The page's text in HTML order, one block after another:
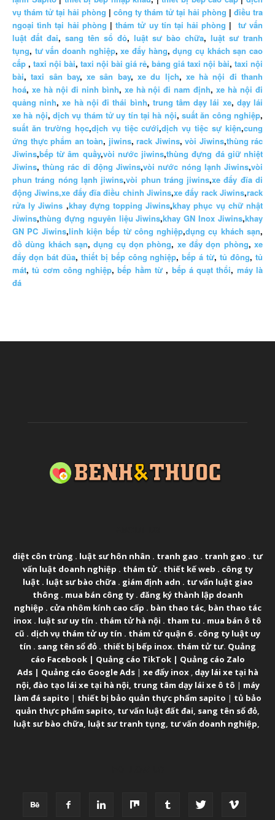
vụ thám tử tại hải phòng | công ty thám tử tại hải phòng | điều tra
ngoại tình tại hải phòng |thám tử uy tín tại hải phòng | tư vấn
luật đất đai, sang tên sổ đỏ, luật sư bào chữa, luật sư tranh
tụng, tư vấn doanh nghiệp,xe đẩy hàng,dụng cụ khách sạn cao
cấp , taxi nội bài, taxi nội bài giá rẻ, bảng giá taxi nội bài, taxi nội
bài,taxi sân bay,xe sân bay,xe du lịch, xe hà nội đi thanh
hoá, xe hà nội đi ninh bình, xe hà nội đi nam định,xe hà nội đi
quảng ninh,xe hà nội đi thái bình, trung tâm dạy lái xe, dạy lái
xe hà nội,dịch vụ thám tử uy tín tại hà nội,suất ăn công nghiệp,
suất ăn trường học,dịch vụ tiệc cưới,dịch vụ tiệc sự kiện,cung
ứng thực phẩm an toàn, jiwins, rack Jiwins, vòi Jiwins,thùng rác
Jiwins,bếp từ âm quầy,vòi nước jiwins,thùng đựng đá giữ nhiệt
Jiwins,thùng rác di động Jiwins,vòi nước nóng lạnh Jiwins,vòi
phun tráng nóng lạnh jiwins,vòi phun tráng jiwins,xe đẩy đĩa di
động Jiwins,xe đẩy đĩa điều chỉnh Jiwins,xe đẩy rack Jiwins,rack
rửa ly Jiwins ,khay đựng topping Jiwins,khay phục vụ chữ nhật
Jiwins,thùng đựng nguyên liệu Jiwins,khay GN Inox Jiwins,khay
GN PC Jiwins,linh kiện bếp từ công nghiệp,dụng cụ khách sạn,
đồ dùng khách sạn,dụng cụ dọn phòng, xe đẩy dọn phòng,xe
đẩy dọn bát đũa, thiết bị bếp công nghiệp,bếp á từ,tủ đông,tủ
mát,tủ cơm công nghiệp,bếp hầm từ , bếp á quạt thổi, máy là
đá
diệt côn trùng . luật sư hôn nhân . tranh gao . tranh gao . tư
vấn luật doanh nghiệp . thám tử. thiết kế web . công ty
luật . luật sư bào chữa . giám định adn . tư vấn luật giao
thông . mua bán công ty. đăng ký thành lập doanh
nghiệp . cửa nhôm kính cao cấp . bàn thao tác, bàn thao tác
inox . luật sư uy tín . thám tử hà nội . tham tu . mua bán ô tô
cũ . dịch vụ thám tử uy tín . thám tử quận 6. công ty luật uy
tín . sang tên sổ đỏ . thiết bị bếp inox. thám tử tư. Quảng
cáo Facebook| Quảng cáo TikTok| Quảng cáo Zalo
Ads| Quảng cáo Google Ads| xe đẩy inox, dạy lái xe tại hà
nội, đào tạo lái xe tại hà nội, trung tâm dạy lái xe ô tô | máy
làm đá sapito | thiết bị bảo quản thực phẩm sapito | tủ bảo
quản thực phẩm sapito, tư vấn luật đất đai, sang tên sổ đỏ,
luật sư bào chữa, luật sư tranh tụng, tư vấn doanh nghiệp,